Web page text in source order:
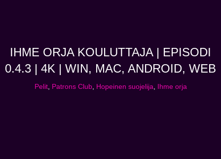
IHME ORJA KOULUTTAJA | EPISODI
0.4.3 | 4K | WIN, MAC, ANDROID, WEB
Pelit, Patrons Club, Hopeinen suojelija Ihme orja